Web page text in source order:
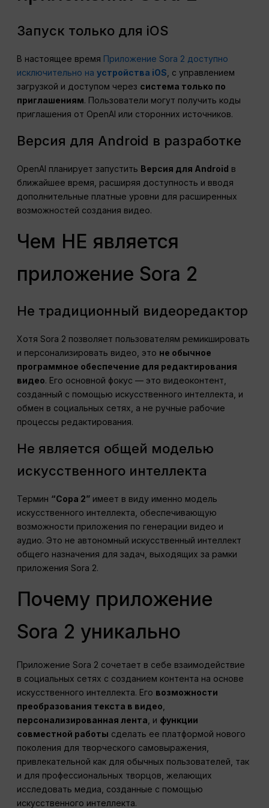
Запуск только для iOS
В настоящее время Приложение Sora 2 доступно
исключительно наустройства iOS, с управлением
загрузкой и доступом через система только по
приглашениям. Пользователи могут получить коды
приглашения от OpenAI или сторонних источников.
Версия для Android в разработке
OpenAI планирует запустить Версия для Android в
ближайшее время, расширяя доступность и вводя
дополнительные платные уровни для расширенных
возможностей создания видео.
Чем НЕ является
приложение Sora 2
Не традиционный видеоредактор
Хотя Sora 2 позволяет пользователям ремикшировать
и персонализировать видео, это не обычное
программное обеспечение для редактирования
видео. Его основной фокус — это видеоконтент,
созданный с помощью искусственного интеллекта, и
обмен в социальных сетях, а не ручные рабочие
процессы редактирования.
Не является общей моделью
искусственного интеллекта
Термин “Сора 2” имеет в виду именно модель
искусственного интеллекта, обеспечивающую
возможности приложения по генерации видео и
аудио. Это не автономный искусственный интеллект
общего назначения для задач, выходящих за рамки
приложения Sora 2.
Почему приложение
Sora 2 уникально
Приложение Sora 2 сочетает в себе взаимодействие
в социальных сетях с созданием контента на основе
искусственного интеллекта. Его возможности
преобразования текста в видео
персонализированная лента , и функции
совместной работы сделать ее платформой нового
поколения для творческого самовыражения,
привлекательной как для обычных пользователей, так
и для профессиональных творцов, желающих
исследовать медиа, созданные с помощью
искусственного интеллекта.